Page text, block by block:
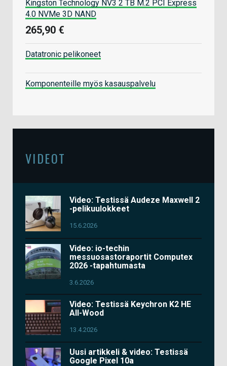
Kingston Technology NV3 2 TB M.2 PCI Express
4.0 NVMe 3D NAND
265,90 €
Datatronic pelikoneet
Komponenteille myös kasauspalvelu
VIDEOT
Video: Testissä Audeze Maxwell 2
-pelikuulokkeet
15.6.2026
Video: io-techin
messuosastoraportit Computex
2026 -tapahtumasta
3.6.2026
Video: Testissä Keychron K2 HE
All-Wood
13.4.2026
Uusi artikkeli & video: Testissä
Google Pixel 10a